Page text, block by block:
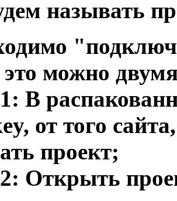
называть
это можно
В
от того
проект;
Открыть